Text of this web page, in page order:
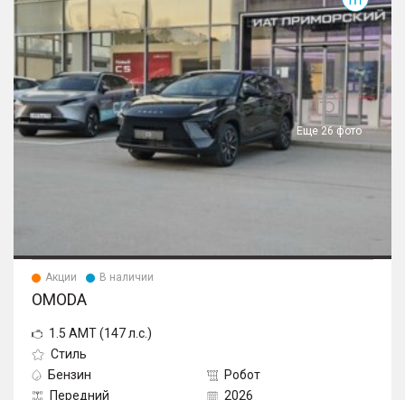
Еще 26 фото
Акции В наличии
OMODA
1.5 AMT (147 л.с.)
Стиль
Бензин
Робот
Передний
2026